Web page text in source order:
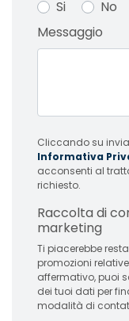
Si
No
Messaggio
Cliccando su
Informativa
acconsenti al
richiesto.
Raccolta di
marketing
Ti piacerebbe
promozioni relative ai
affermativo, puoi
dei tuoi dati per
modalità di